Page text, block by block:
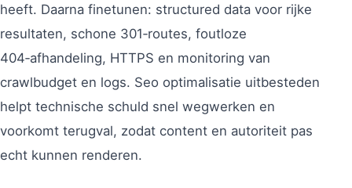
heeft. Daarna finetunen: structured data voor rijke
resultaten, schone 301‑routes, foutloze
404‑afhandeling, HTTPS en monitoring van
crawlbudget en logs. Seo optimalisatie uitbesteden
helpt technische schuld snel wegwerken en
voorkomt terugval, zodat content en autoriteit pas
echt kunnen renderen.